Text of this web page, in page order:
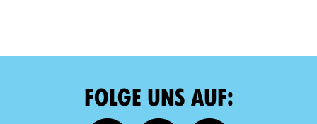
FOLGE UNS AUF: